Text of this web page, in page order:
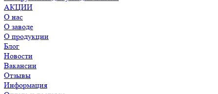
АКЦИИ
О нас
О заводе
О продукции
Блог
Новости
Вакансии
Отзывы
Информация